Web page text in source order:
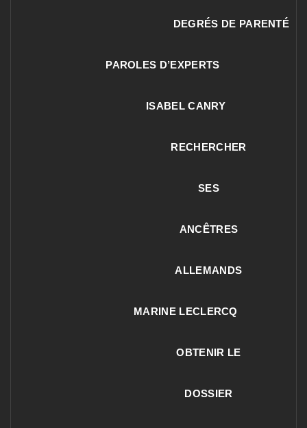
DEGRÉS DE PARENTÉ
PAROLES D’EXPERTS
ISABEL CANRY
RECHERCHER
SES
ANCÊTRES
ALLEMANDS
MARINE LECLERCQ
OBTENIR LE
DOSSIER